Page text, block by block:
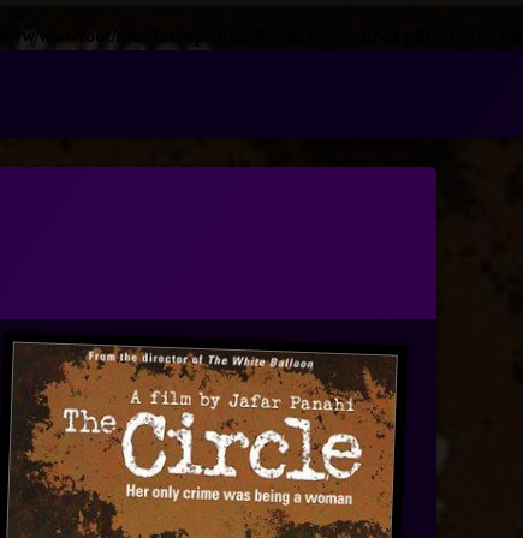
/www/wwwroot/nmdl.ir/wp-includes/class-wp-hook.php